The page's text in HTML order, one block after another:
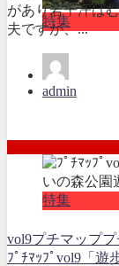
特集
があり若干汗ば
夫ですが、...
admin
特集
vol9プチマッププ
ﾌﾟﾁﾏｯﾌﾟvol9「